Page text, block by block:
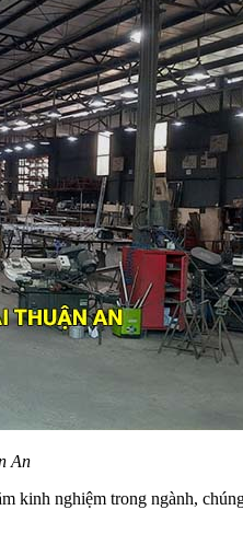
An
kinh nghiệm trong ngành,